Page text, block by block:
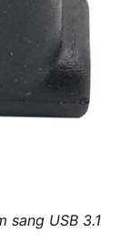
sang USB 3.1